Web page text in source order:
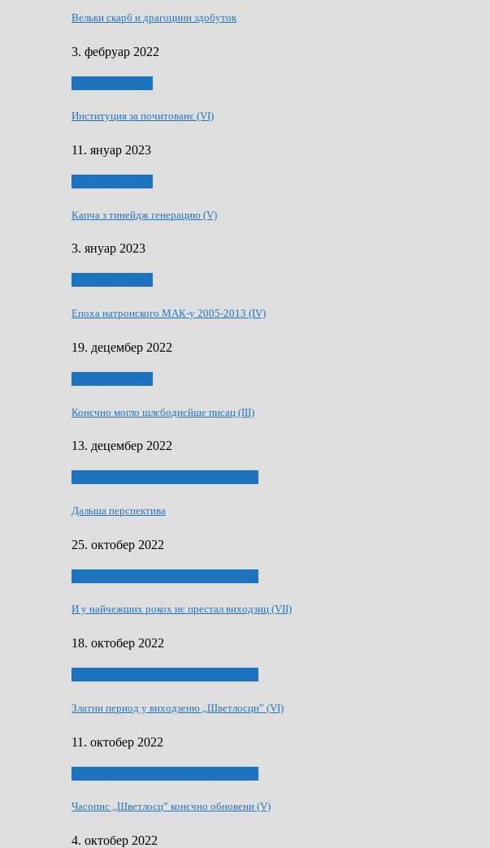
Вельки скарб и драгоцини здобуток
3. фебруар 2022
Институция за почитованє (VI)
11. януар 2023
Капча з тинейдж ґенерацию (V)
3. януар 2023
Епоха натронского МАК-у 2005-2013 (IV)
19. децембер 2022
Конєчно могло шлєбоднєйше писац (III)
13. децембер 2022
Дальша перспектива
25. октобер 2022
И у найчежших рокох нє престал виходзиц (VII)
18. октобер 2022
Златни период у виходзеню „Шветлосци” (VI)
11. октобер 2022
Часопис „Шветлосц” конєчно обновени (V)
4. октобер 2022